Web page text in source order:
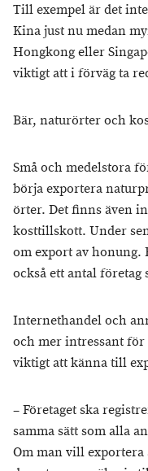
Till exempel är det
Kina just nu medan
Hongkong eller
viktigt att i förväg ta
Bär, naturörter och
Små och medelstora
börja exportera
örter. Det finns även
kosttillskott. Under
om export av honung.
också ett antal
Internethandel och
och mer intressant för
viktigt att känna till
– Företaget ska
samma sätt som alla
Om man vill